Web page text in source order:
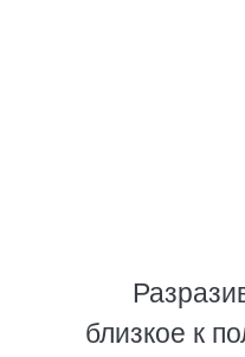
близкое к